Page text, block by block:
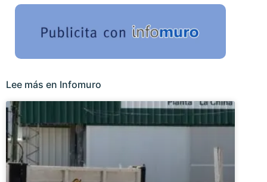
Lee más en Infomuro